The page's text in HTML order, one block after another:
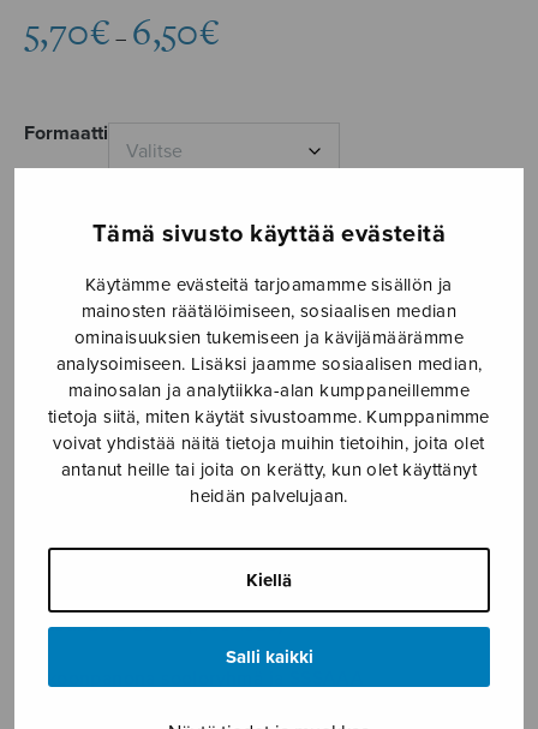
Tämä sivusto käyttää evästeitä
Käytämme evästeitä tarjoamamme sisällön ja
mainosten räätälöimiseen, sosiaalisen median
ominaisuuksien tukemiseen ja kävijämäärämme
analysoimiseen. Lisäksi jaamme sosiaalisen median,
mainosalan ja analytiikka-alan kumppaneillemme
tietoja siitä, miten käytät sivustoamme. Kumppanimme
voivat yhdistää näitä tietoja muihin tietoihin, joita olet
antanut heille tai joita on kerätty, kun olet käyttänyt
heidän palvelujaan.
Kiellä
Salli kaikki
5,70€ – 6,50€
Formaatti
OSTOSKORIIN
Tuotetunnus (SKU): S2960
Avainsana tuotteellekehtolaulu
KUVAUS
Teksti: Eino Leino (1878-1926)
Kokoonpanona sooloryhmä ja SSSAAA